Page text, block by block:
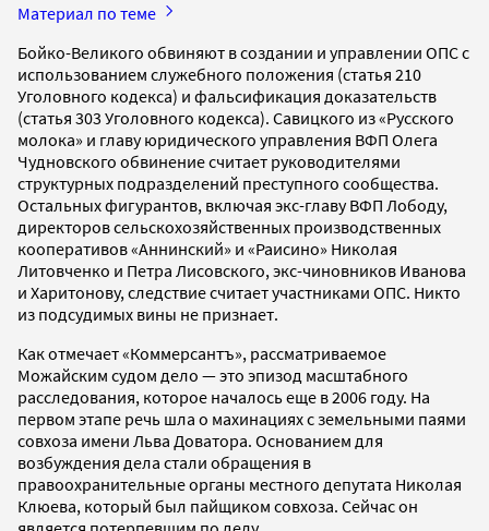
Материал по теме
Бойко-Великого обвиняют в создании и управлении ОПС с
использованием служебного положения (статья 210
Уголовного кодекса) и фальсификация доказательств
(статья 303 Уголовного кодекса). Савицкого из «Русского
молока» и главу юридического управления ВФП Олега
Чудновского обвинение считает руководителями
структурных подразделений преступного сообщества.
Остальных фигурантов, включая экс-главу ВФП Лободу,
директоров сельскохозяйственных производственных
кооперативов «Аннинский» и «Раисино» Николая
Литовченко и Петра Лисовского, экс-чиновников Иванова
и Харитонову, следствие считает участниками ОПС. Никто
из подсудимых вины не признает.
Как отмечает «Коммерсантъ», рассматриваемое
Можайским судом дело — это эпизод масштабного
расследования, которое началось еще в 2006 году. На
первом этапе речь шла о махинациях с земельными паями
совхоза имени Льва Доватора. Основанием для
возбуждения дела стали обращения в
правоохранительные органы местного депутата Николая
Клюева, который был пайщиком совхоза. Сейчас он